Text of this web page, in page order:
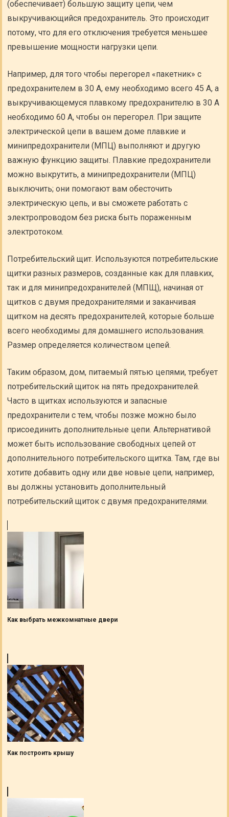
(обеспечивает) большую защиту цепи, чем
выкручивающийся предохранитель. Это происходит
потому, что для его отключения требуется меньшее
превышение мощности нагрузки цепи.
Например, для того чтобы перегорел «пакетник» с
предохранителем в 30 А, ему необходимо всего 45 А, а
выкручивающемуся плавкому предохранителю в 30 А
необходимо 60 А, чтобы он перегорел. При защите
электрической цепи в вашем доме плавкие и
минипредохранители (МПЦ) выполняют и другую
важную функцию защиты. Плавкие предохранители
можно выкрутить, а минипредохранители (МПЦ)
выключить; они помогают вам обесточить
электрическую цепь, и вы сможете работать с
электропроводом без риска быть пораженным
электротоком.
Потребительский щит. Используются потребительские
щитки разных размеров, созданные как для плавких,
так и для минипредохранителей (МПЩ), начиная от
щитков с двумя предохранителями и заканчивая
щитком на десять предохранителей, которые больше
всего необходимы для домашнего использования.
Размер определяется количеством цепей.
Таким образом, дом, питаемый пятью цепями, требует
потребительский щиток на пять предохранителей.
Часто в щитках используются и запасные
предохранители с тем, чтобы позже можно было
присоединить дополнительные цепи. Альтернативой
может быть использование свободных цепей от
дополнительного потребительского щитка. Там, где вы
хотите добавить одну или две новые цепи, например,
вы должны установить дополнительный
потребительский щиток с двумя предохранителями.
Как выбрать межкомнатные двери
Как построить крышу